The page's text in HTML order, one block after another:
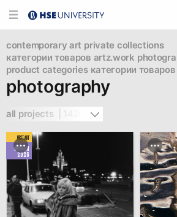
contemporary art private collections
категории товаров artz.work
product categories категории
photography
all projects  | 1420
BEST ART
MARCH
2026